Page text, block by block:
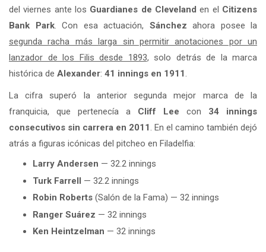
del viernes ante los Guardianes de Cleveland en el Citizens
Bank Park. Con esa actuación, Sánchez ahora posee la
segunda racha más larga sin permitir anotaciones por un
lanzador de los Filis desde 1893, solo detrás de la marca
histórica de Alexander: 41 innings en 1911 .
La cifra superó la anterior segunda mejor marca de la
franquicia, que pertenecía a Cliff Lee con 34 innings
consecutivos sin carrera en 2011 . En el camino también dejó
atrás a figuras icónicas del pitcheo en Filadelfia:
Larry Andersen — 32.2 innings
Turk Farrell — 32.2 innings
Robin Roberts (Salón de la Fama) — 32 innings
Ranger Suárez — 32 innings
Ken Heintzelman — 32 innings